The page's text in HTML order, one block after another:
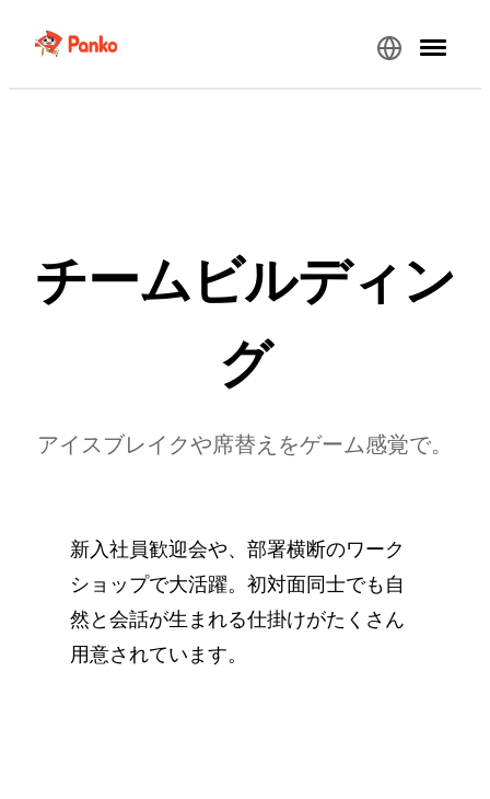
チームビルディン
グ
アイスブレイクや席替えをゲーム感覚で。
新入社員歓迎会や、部署横断のワーク
ショップで大活躍。初対面同士でも自
然と会話が生まれる仕掛けがたくさん
用意されています。